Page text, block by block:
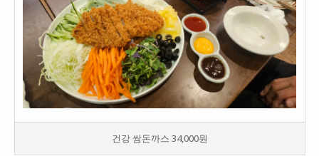
건강 쌈돈까스 34,000원